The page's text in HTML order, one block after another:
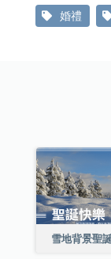
婚禮
雪地背景聖